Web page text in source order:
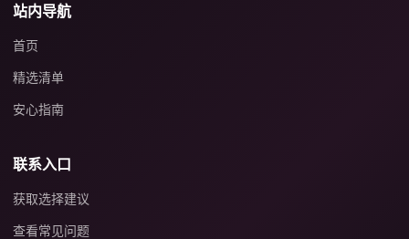
站内导航
首页
精选清单
安心指南
联系入口
获取选择建议
查看常见问题